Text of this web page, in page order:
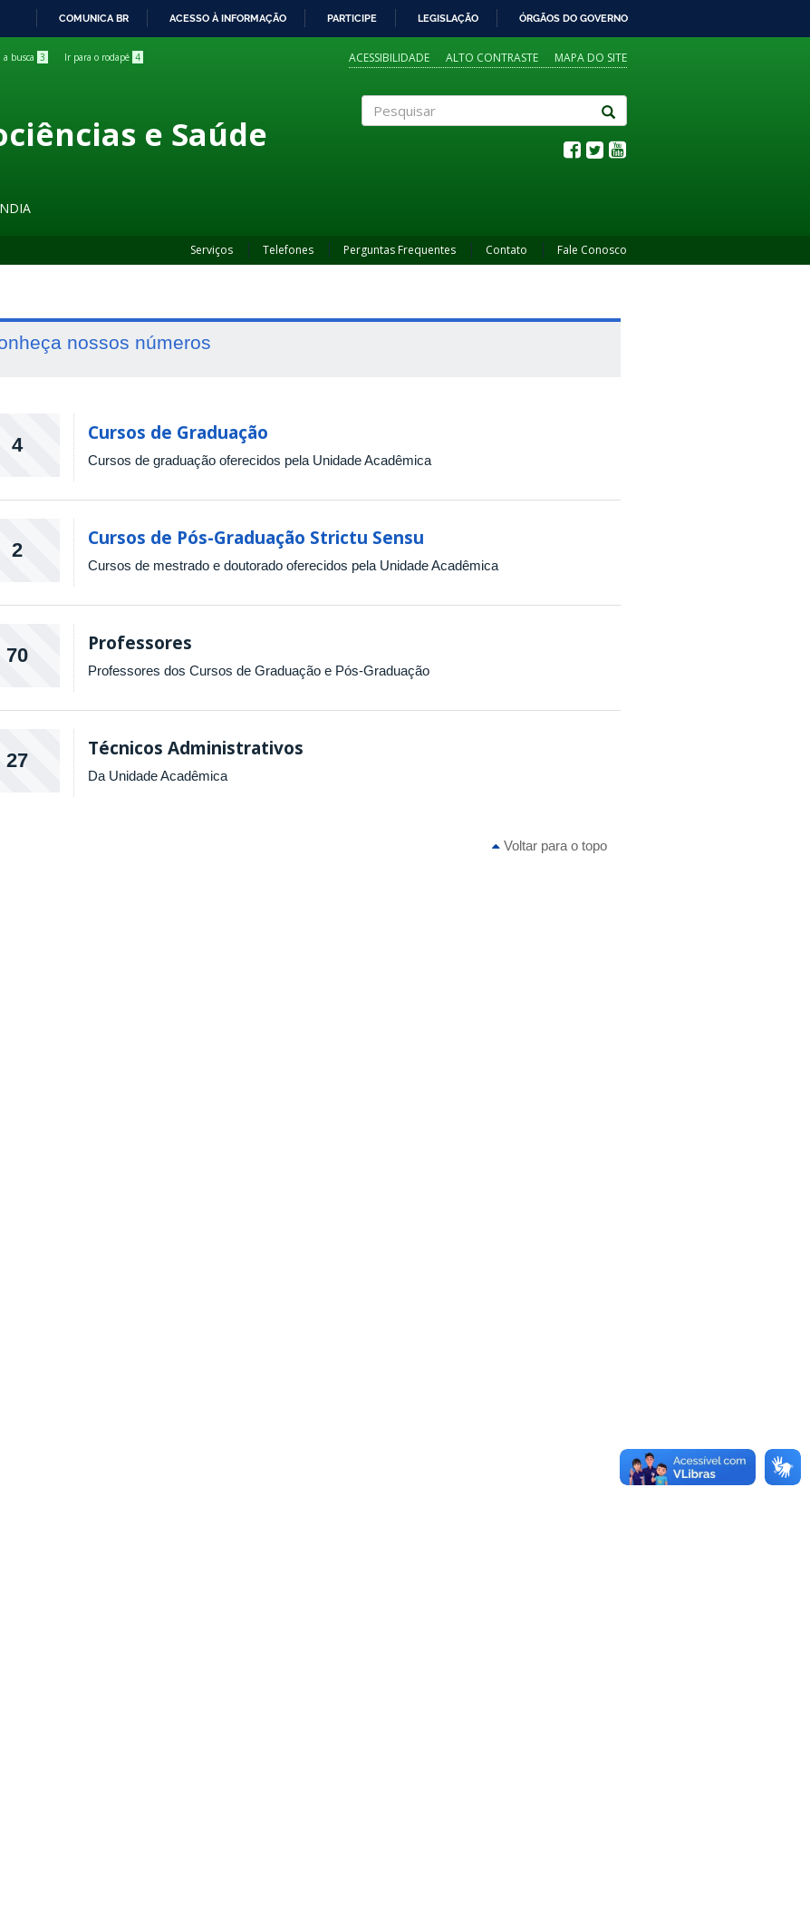
COMUNICA BR ACESSO À INFORMAÇÃO PARTICIPE LEGISLAÇÃO ÓRGÃOS DO GOVERNO
a busca 3 Ir para o rodapé 4 ACESSIBILIDADE ALTO CONTRASTE MAPA DO SITE
e Saúde
Serviços Telefones Perguntas Frequentes Contato Fale Conosco
nossos números
4
Cursos de Graduação
Cursos de graduação oferecidos pela Unidade Acadêmica
2
Cursos de Pós-Graduação Strictu Sensu
Cursos de mestrado e doutorado oferecidos pela Unidade Acadêmica
70
Professores
Professores dos Cursos de Graduação e Pós-Graduação
27
Técnicos Administrativos
Da Unidade Acadêmica
Voltar para o topo